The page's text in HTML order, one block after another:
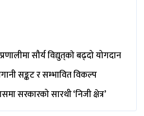
प्रणालीमा सौर्य विद्युत्‌काे बढ्दो योगदान
सङ्कट र सम्भावित विकल्प
सरकारको सारथी ‘निजी क्षेत्र’